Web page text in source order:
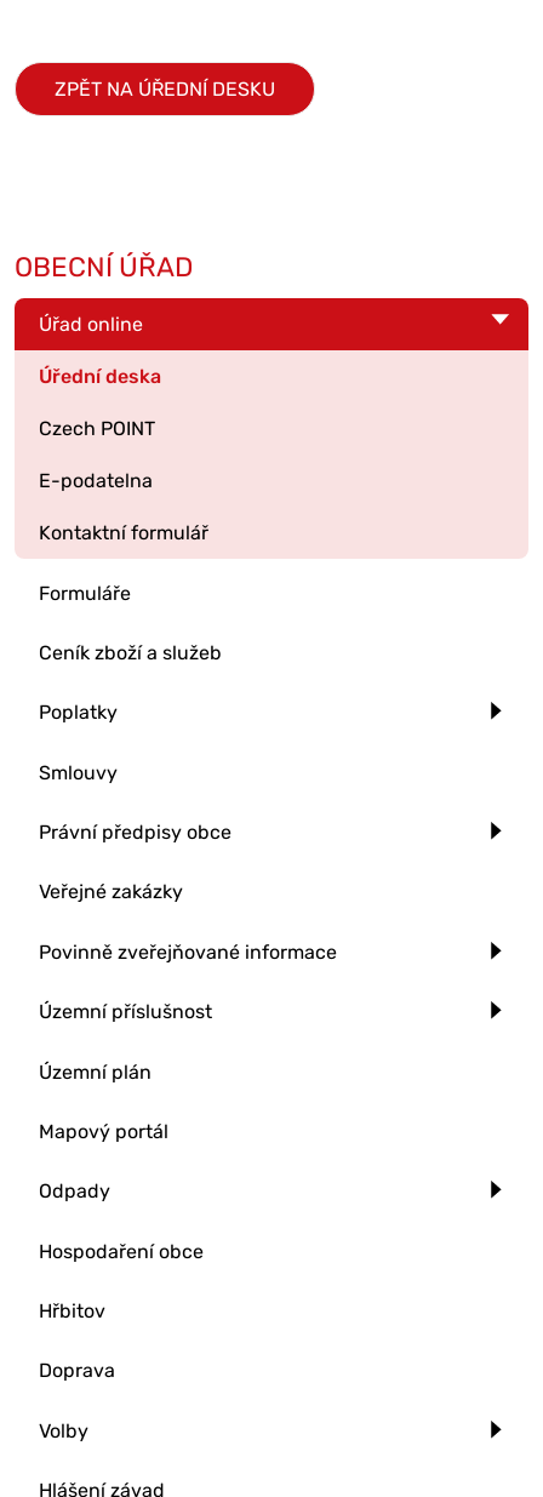
ZPĚT NA ÚŘEDNÍ DESKU
OBECNÍ ÚŘAD
Úřad online
Úřední deska
Czech POINT
E-podatelna
Kontaktní formulář
Formuláře
Ceník zboží a služeb
Poplatky
Smlouvy
Právní předpisy obce
Veřejné zakázky
Povinně zveřejňované informace
Územní příslušnost
Územní plán
Mapový portál
Odpady
Hospodaření obce
Hřbitov
Doprava
Volby
Hlášení závad